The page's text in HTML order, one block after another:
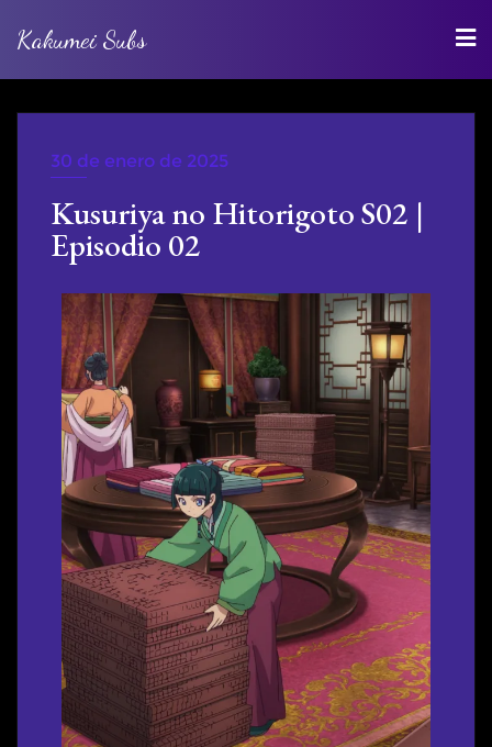
Kakumei Subs
WEBRIP
30 de enero de 2025
Kusuriya no Hitorigoto S02 |
Episodio 02